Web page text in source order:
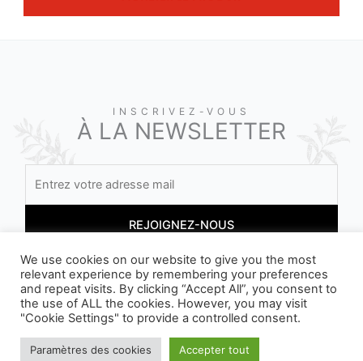
INSCRIVEZ-VOUS
À LA NEWSLETTER
En vous inscrivant, vous acceptez nos conditions
We use cookies on our website to give you the most
relevant experience by remembering your preferences
and repeat visits. By clicking “Accept All”, you consent to
the use of ALL the cookies. However, you may visit
"Cookie Settings" to provide a controlled consent.
Paramètres des cookies Accepter tout